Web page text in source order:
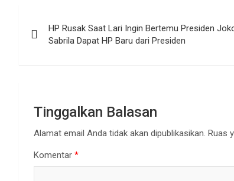
pos
HP Rusak Saat Lari Ingin Bertemu Presiden
Sabrila Dapat HP Baru dari Presiden
Tinggalkan Balasan
Alamat email Anda tidak akan dipublikasikan. Ruas
Komentar *